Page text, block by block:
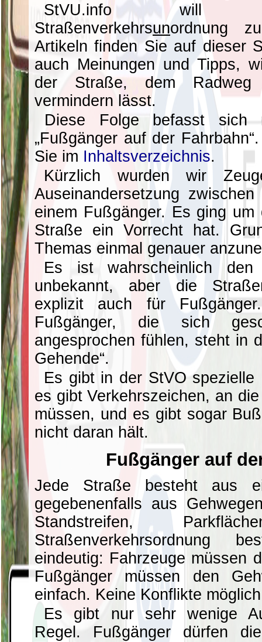
StVU.info will
Straßenverkehrsunordnung
Artikeln finden Sie auf dieser
auch Meinungen und Tipps,
der Straße, dem
vermindern lässt.
Diese Folge befasst sich
„Fußgänger auf der
Sie im Inhaltsverzeichnis.
Kürzlich wurden wir
Auseinandersetzung
einem Fußgänger. Es ging
Straße ein Vorrecht hat.
Themas einmal genauer
Es ist wahrscheinlich den
unbekannt, aber die
explizit auch für
Fußgänger, die sich
angesprochen fühlen, steht in
Gehende“.
Es gibt in der StVO spezielle
es gibt Verkehrszeichen, an
müssen, und es gibt sogar
nicht daran hält.
Fußgänger auf
Jede Straße besteht aus
gegebenenfalls aus
Standstreifen,
Straßenverkehrsordnung
eindeutig: Fahrzeuge müssen
Fußgänger müssen den
einfach. Keine Konflikte
Es gibt nur sehr wenige
Regel. Fußgänger dürfen